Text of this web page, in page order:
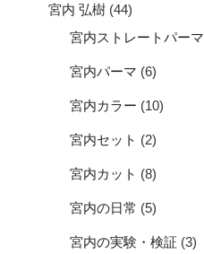
宮内 弘樹 (44)
宮内ストレートパーマ
宮内パーマ (6)
宮内カラー (10)
宮内セット (2)
宮内カット (8)
宮内の日常 (5)
宮内の実験・検証 (3)